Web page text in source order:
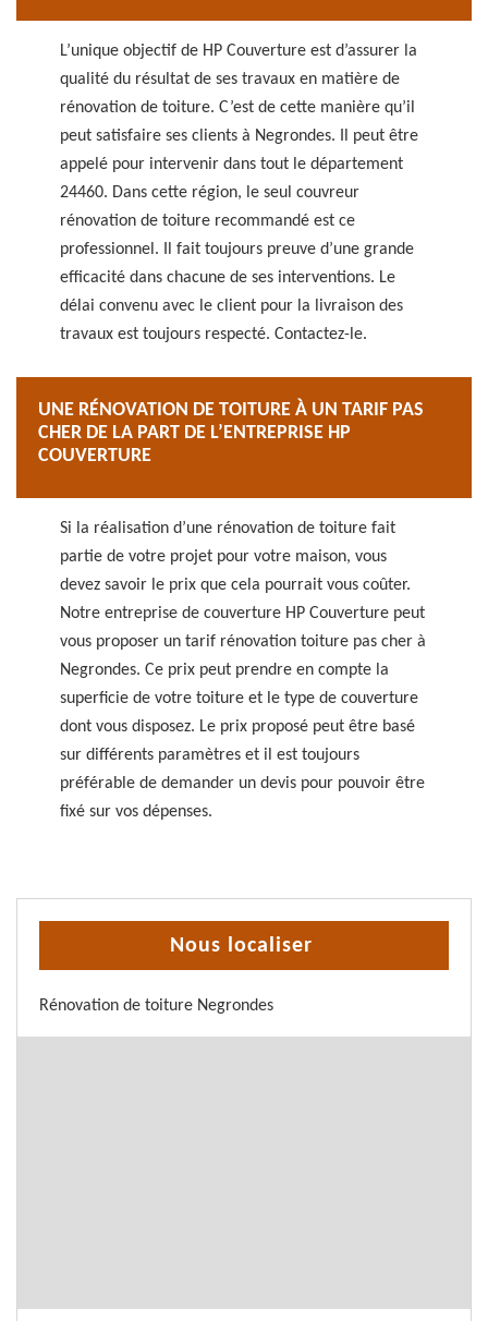
L’unique objectif de HP Couverture est d’assurer la
qualité du résultat de ses travaux en matière de
rénovation de toiture. C’est de cette manière qu’il
peut satisfaire ses clients à Negrondes. Il peut être
appelé pour intervenir dans tout le département
24460. Dans cette région, le seul couvreur
rénovation de toiture recommandé est ce
professionnel. Il fait toujours preuve d’une grande
efficacité dans chacune de ses interventions. Le
délai convenu avec le client pour la livraison des
travaux est toujours respecté. Contactez-le.
UNE RÉNOVATION DE TOITURE À UN TARIF PAS
CHER DE LA PART DE L’ENTREPRISE HP
COUVERTURE
Si la réalisation d’une rénovation de toiture fait
partie de votre projet pour votre maison, vous
devez savoir le prix que cela pourrait vous coûter.
Notre entreprise de couverture HP Couverture peut
vous proposer un tarif rénovation toiture pas cher à
Negrondes. Ce prix peut prendre en compte la
superficie de votre toiture et le type de couverture
dont vous disposez. Le prix proposé peut être basé
sur différents paramètres et il est toujours
préférable de demander un devis pour pouvoir être
fixé sur vos dépenses.
Nous localiser
Rénovation de toiture Negrondes